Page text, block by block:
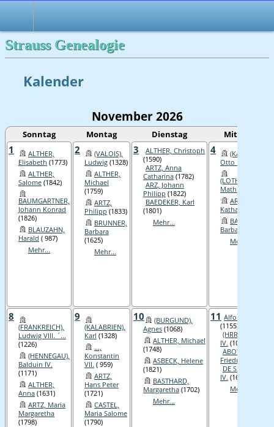
Strauss Genealogie
Kalender
November 2026
Sonntag Montag Dienstag Mittwoch
1
ALTHER,
Elisabeth (1773)
ALTHER,
Salome (1842)
BAUMGARTNER,
Johann Konrad
(1826)
BLAUZAHN,
Harald ( 987)
Mehr...
2
(VALOIS),
Ludwig (1328)
ALTHER,
Michael
(1759)
ARTZ,
Philipp (1833)
BRUNNER,
Barbara
(1625)
Mehr...
3
ALTHER, Christoph
(1590)
ARTZ, Anna
Catharina (1782)
ARZ, Johann
Philipp (1822)
BAEDEKER, Karl
(1801)
Mehr...
4
(KÄRNTEN),
Otto I.
(LOTHRINGEN),
Mathilde
ARZ, Anna
Katharina
BAUR,
Barbara
Mehr...
8
(FRANKREICH),
Ludwig VIII. ´...
(1226)
(HENNEGAU),
Balduin IV.
(1171)
ALTHER,
Anna (1631)
ARTZ, Maria
Margaretha
(1798)
9
(KALABRIEN),
Karl (1328)
...,
Konstantin
VII. ( 959)
ARTZ,
Hans Peter
(1721)
CASTEL,
Maria Salome
(1790)
10
(BURGUND),
Agnes (1068)
ALTHER, Michael
(1748)
ASBECK, Helene
(1821)
BASTHARD,
Margaretha (1702)
Mehr...
11 Alfons VIII.
(1155)
(HRR), Heinrich
IV. (1050)
ABOTT, Ernst
Friedrich
DE SPINA, Peter
IV. (1630)
Mehr...